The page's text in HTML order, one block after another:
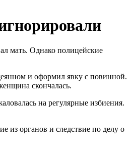
мать. Однако полицейские
и оформил явку с повинной.
скончалась.
на регулярные избиения.
органов и следствие по делу о